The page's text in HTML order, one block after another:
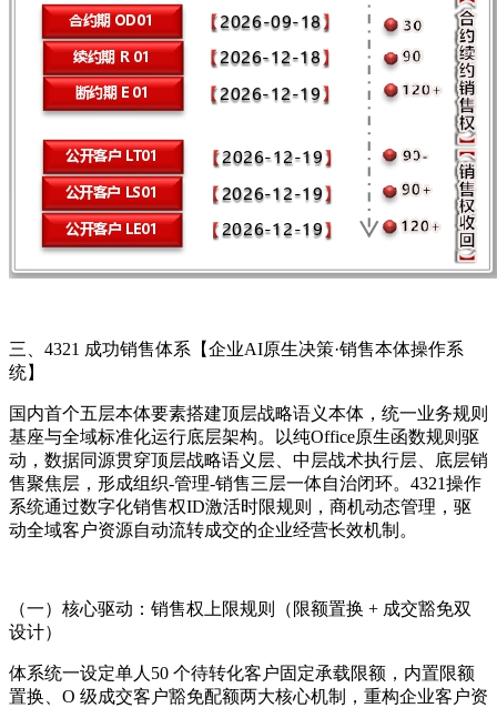
三、4321 成功销售体系【企业AI原生决策·销售本体操作系
统】
国内首个五层本体要素搭建顶层战略语义本体，统一业务规则
基座与全域标准化运行底层架构。以纯Office原生函数规则驱
动，数据同源贯穿顶层战略语义层、中层战术执行层、底层销
售聚焦层，形成组织-管理-销售三层一体自治闭环。4321操作
系统通过数字化销售权ID激活时限规则，商机动态管理，驱
动全域客户资源自动流转成交的企业经营长效机制。
（一）核心驱动：销售权上限规则（限额置换 + 成交豁免双
设计）
体系统一设定单人50 个待转化客户固定承载限额，内置限额
置换、O 级成交客户豁免配额两大核心机制，重构企业客户资